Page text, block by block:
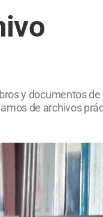
y documentos
de archivos